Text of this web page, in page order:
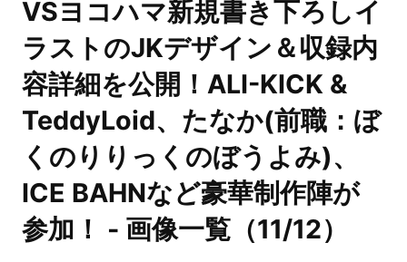
VSヨコハマ新規書き下ろしイ
ラストのJKデザイン＆収録内
容詳細を公開！ALI-KICK &
TeddyLoid、たなか(前職：ぼ
くのりりっくのぼうよみ)、
ICE BAHNなど豪華制作陣が
参加！ - 画像一覧（11/12）